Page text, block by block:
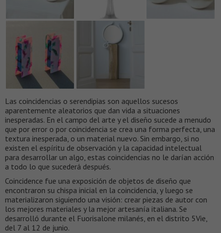
Las coincidencias o serendipias son aquellos sucesos
aparentemente aleatorios que dan vida a situaciones
inesperadas. En el campo del arte y el diseño sucede a menudo
que por error o por coincidencia se crea una forma perfecta, una
textura inesperada, o un material nuevo. Sin embargo, si no
existen el espíritu de observación y la capacidad intelectual
para desarrollar un algo, estas coincidencias no le darían acción
a todo lo que sucederá después.
Coincidence fue una exposición de objetos de diseño que
encontraron su chispa inicial en la coincidencia, y luego se
materializaron siguiendo una visión: crear piezas de autor con
los mejores materiales y la mejor artesanía italiana. Se
desarrolló durante el Fuorisalone milanés, en el distrito 5Vie,
del 7 al 12 de junio.